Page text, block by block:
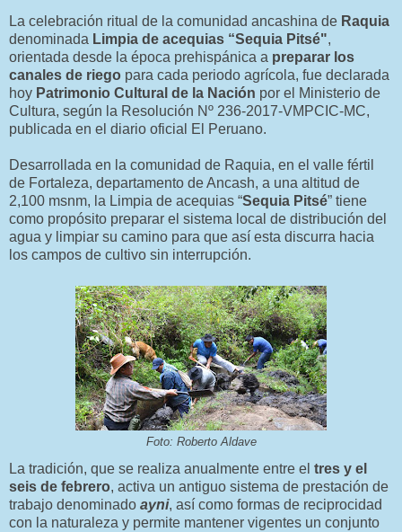
La celebración ritual de la comunidad ancashina de Raquia
denominada Limpia de acequias “Sequia Pitsé",
orientada desde la época prehispánica a preparar los
canales de riego para cada periodo agrícola, fue declarada
hoy Patrimonio Cultural de la Nación por el Ministerio de
Cultura, según la Resolución Nº 236-2017-VMPCIC-MC,
publicada en el diario oficial El Peruano.
Desarrollada en la comunidad de Raquia, en el valle fértil
de Fortaleza, departamento de Ancash, a una altitud de
2,100 msnm, la Limpia de acequias “Sequia Pitsé” tiene
como propósito preparar el sistema local de distribución del
agua y limpiar su camino para que así esta discurra hacia
los campos de cultivo sin interrupción.
Foto: Roberto Aldave
La tradición, que se realiza anualmente entre el tres y el
seis de febrero, activa un antiguo sistema de prestación de
trabajo denominado ayni, así como formas de reciprocidad
con la naturaleza y permite mantener vigentes un conjunto